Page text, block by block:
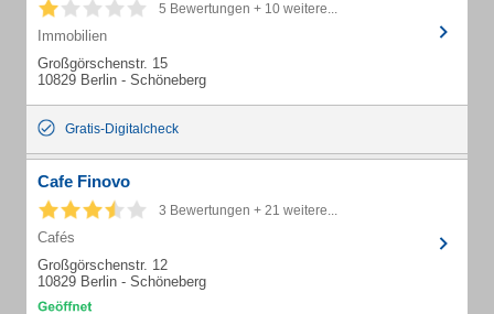
5 Bewertungen + 10 weitere...
Immobilien
Großgörschenstr. 15
10829 Berlin - Schöneberg
Gratis-Digitalcheck
Cafe Finovo
3 Bewertungen + 21 weitere...
Cafés
Großgörschenstr. 12
10829 Berlin - Schöneberg